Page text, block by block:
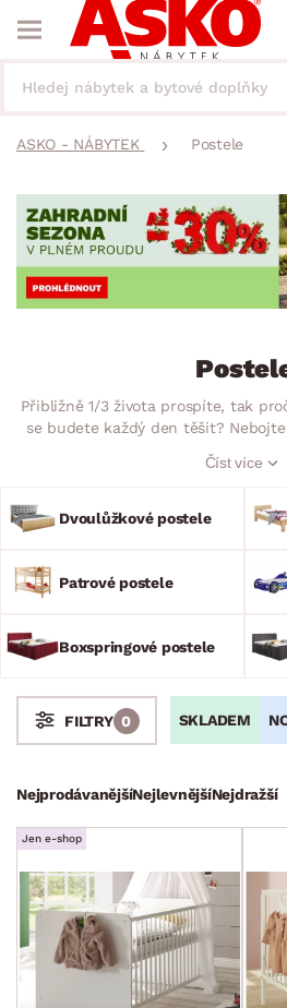
ASKO - NÁBYTEK Postele
Přibližně 1/3 života prospíte, tak
se budete každý den těšit?
postele 180×200 a větší…
stylech a barevných
Číst více
Dvoulůžkové postele
Patrové postele
Boxspringové postele
Jednolůžkové postele
Patrové postele
Dětské postele
Boxspringové postele
Postele na míru
SKLADEM
FILTRY 0
NejprodávanějšíNejlevnějšíNejdražší
Jen e-shop